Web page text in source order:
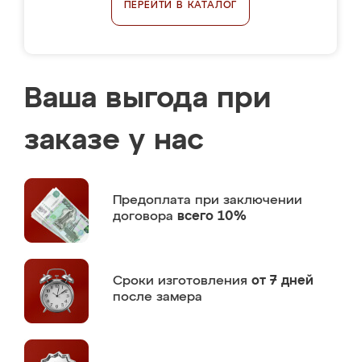
ПЕРЕЙТИ В КАТАЛОГ
Ваша выгода при
заказе у нас
Предоплата при заключении
договора всего 10%
Сроки изготовления от 7 дней
после замера